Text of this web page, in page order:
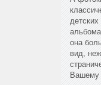
она
вид,
Вашему